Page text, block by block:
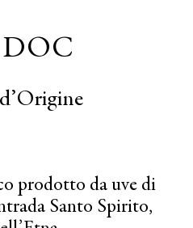
DOC
prodotto da uve di
Santo Spirito,